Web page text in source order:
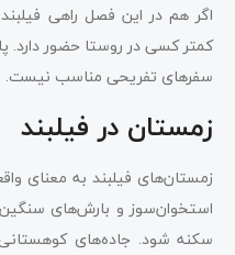
اگر هم در این فصل راهی
کمتر کسی در روستا حضور دارد.
سفرهای تفریحی مناسب نیست.
زمستان در فیلبند
زمستان‌های فیلبند به معنای
استخوان‌سوز و بارش‌های
سکنه شود. جاده‌های